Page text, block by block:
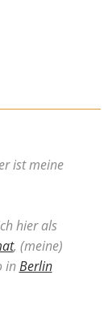
ist meine
hier als
, (meine)
inBerlin